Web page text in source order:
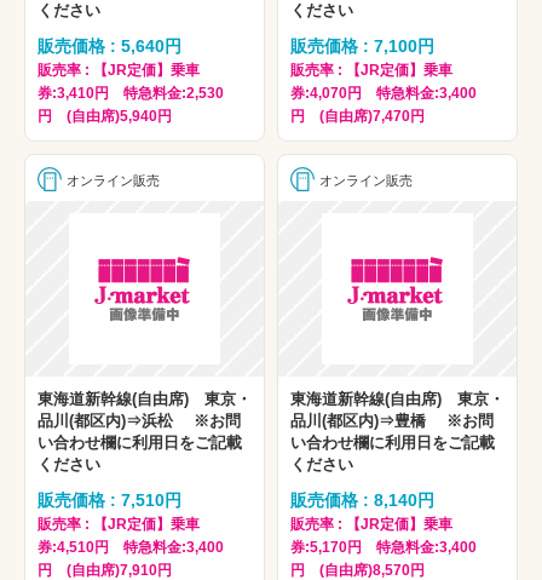
ください
販売価格 : 5,640円
販売率 : 【JR定価】乗車
券:3,410円 特急料金:2,530
円 (自由席)5,940円
ください
販売価格 : 7,100円
販売率 : 【JR定価】乗車
券:4,070円 特急料金:3,400
円 (自由席)7,470円
オンライン販売
東海道新幹線(自由席) 東京・
品川(都区内)⇒浜松 ※お問
い合わせ欄に利用日をご記載
ください
販売価格 : 7,510円
販売率 : 【JR定価】乗車
券:4,510円 特急料金:3,400
円 (自由席)7,910円
オンライン販売
東海道新幹線(自由席) 東京・
品川(都区内)⇒豊橋 ※お問
い合わせ欄に利用日をご記載
ください
販売価格 : 8,140円
販売率 : 【JR定価】乗車
券:5,170円 特急料金:3,400
円 (自由席)8,570円